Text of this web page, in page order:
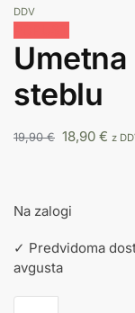
DDV
Umetna
steblu
19,90€ 18,90 € z
Na zalogi
✓ Predvidoma
avgusta